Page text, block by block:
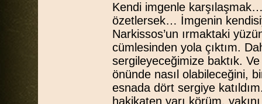
Kendi imgenle karşılaşmak…
özetlersek… İmgenin
Narkissos’un ırmaktaki
cümlesinden yola çıktım.
sergileyeceğimize baktık.
önünde nasıl olabileceğini,
esnada dört sergiye
hakikaten yarı körüm,